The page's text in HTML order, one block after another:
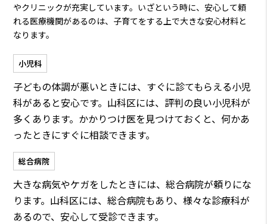
やクリニックが充実しています。いざという時に、安心して頼
れる医療機関があるのは、子育てをする上で大きな安心材料と
なります。
小児科
子どもの体調が悪いときには、すぐに診てもらえる小児
科があると安心です。山科区には、評判の良い小児科が
多くあります。かかりつけ医を見つけておくと、何かあ
ったときにすぐに相談できます。
総合病院
大きな病気やケガをしたときには、総合病院が頼りにな
ります。山科区には、総合病院もあり、様々な診療科が
あるので、安心して受診できます。